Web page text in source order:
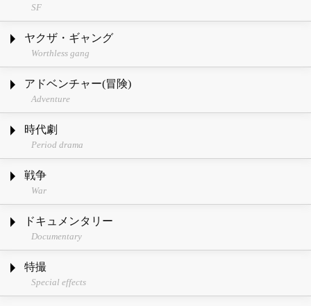
SF
ヤクザ・ギャング
Worthless gang
アドベンチャー(冒険)
Adventure
時代劇
Period drama
戦争
War
ドキュメンタリー
Documentary
特撮
Special effects